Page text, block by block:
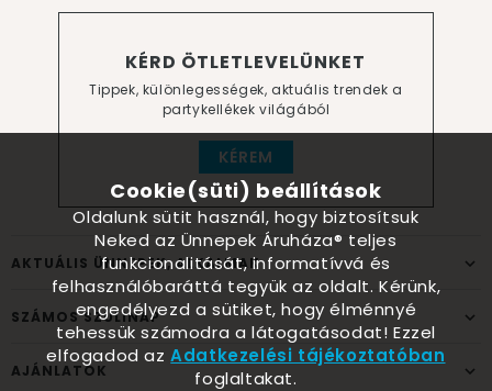
KÉRD ÖTLETLEVELÜNKET
Tippek, különlegességek, aktuális trendek a
partykellékek világából
KÉREM
AKTUÁLIS ÜNNEPEK, ALKALMAK
SZÁMOS SZÜLINAP
AJÁNLATOK
Cookie(süti) beállítások
Oldalunk sütit használ, hogy biztosítsuk
Neked az Ünnepek Áruháza® teljes
funkcionalitását, informatívvá és
felhasználóbaráttá tegyük az oldalt. Kérünk,
engedélyezd a sütiket, hogy élménnyé
tehessük számodra a látogatásodat! Ezzel
elfogadod azAdatkezelési tájékoztatóban
foglaltakat.